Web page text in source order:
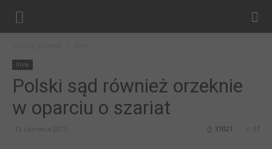
Inne
Polski sąd również orzeknie
w oparciu o szariat
12 czerwca 2013 17
31021